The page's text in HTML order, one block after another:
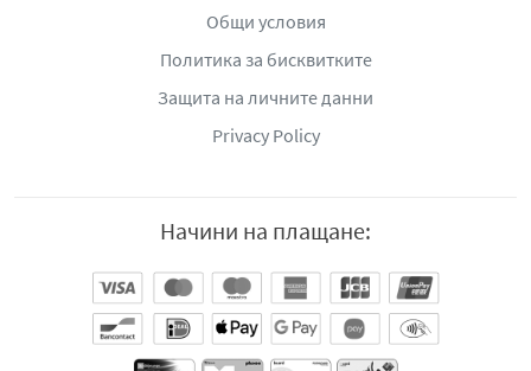
Общи условия
Политика за бисквитките
Защита на личните данни
Privacy Policy
Начини на плащане: